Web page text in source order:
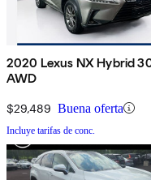
2020 Lexus NX Hybrid
AWD
$29,489 Buena oferta
Incluye tarifas de conc.